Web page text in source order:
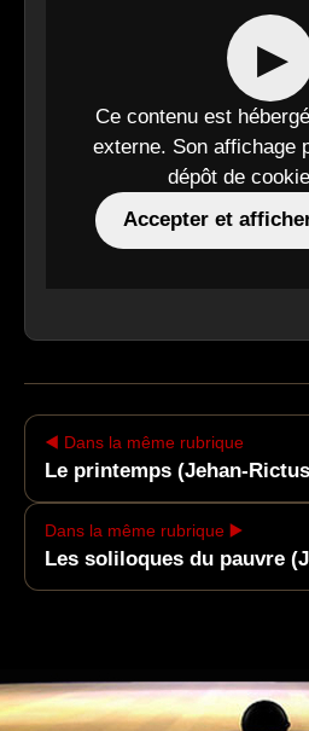
externe. Son affichage
dépôt de
Accepter et
▶
Ce contenu est
externe. Son affichage
dépôt de
Accepter et
◀️ Dans la même rubrique
Le printemps (Jehan-
Dans la même rubrique ▶️
Les soliloques du pauvre